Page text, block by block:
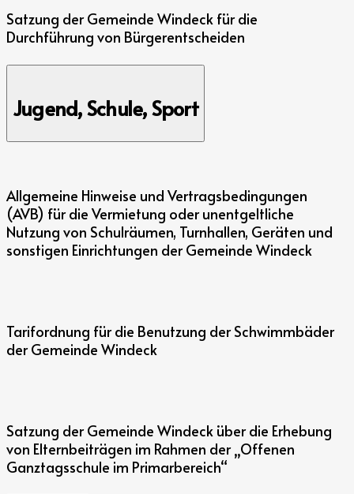
Satzung der Gemeinde Windeck für die
Durchführung von Bürgerentscheiden
Jugend, Schule, Sport
Allgemeine Hinweise und Vertragsbedingungen
(AVB) für die Vermietung oder unentgeltliche
Nutzung von Schulräumen, Turnhallen, Geräten und
sonstigen Einrichtungen der Gemeinde Windeck
Tarifordnung für die Benutzung der Schwimmbäder
der Gemeinde Windeck
Satzung der Gemeinde Windeck über die Erhebung
von Elternbeiträgen im Rahmen der „Offenen
Ganztagsschule im Primarbereich“